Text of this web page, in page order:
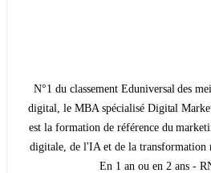
N°1 du classement Eduniversal des
digital, le MBA spécialisé Digital
est la formation de référence du
digitale, de l'IA et de la transformation
En 1 an ou en 2 ans -